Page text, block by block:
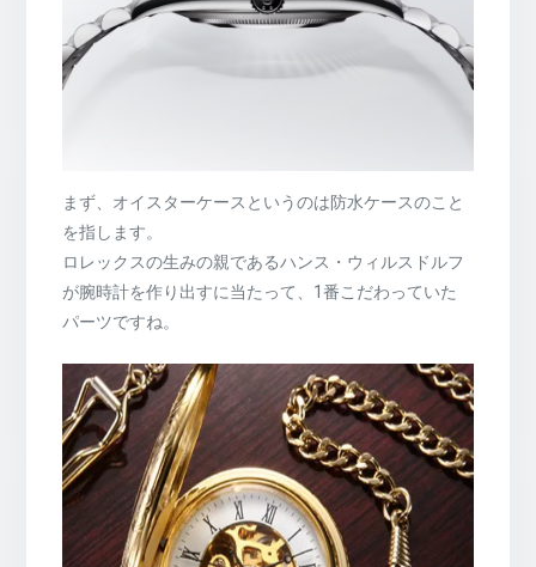
まず、オイスターケースというのは防水ケースのこと
を指します。
ロレックスの生みの親であるハンス・ウィルスドルフ
が腕時計を作り出すに当たって、1番こだわっていた
パーツですね。